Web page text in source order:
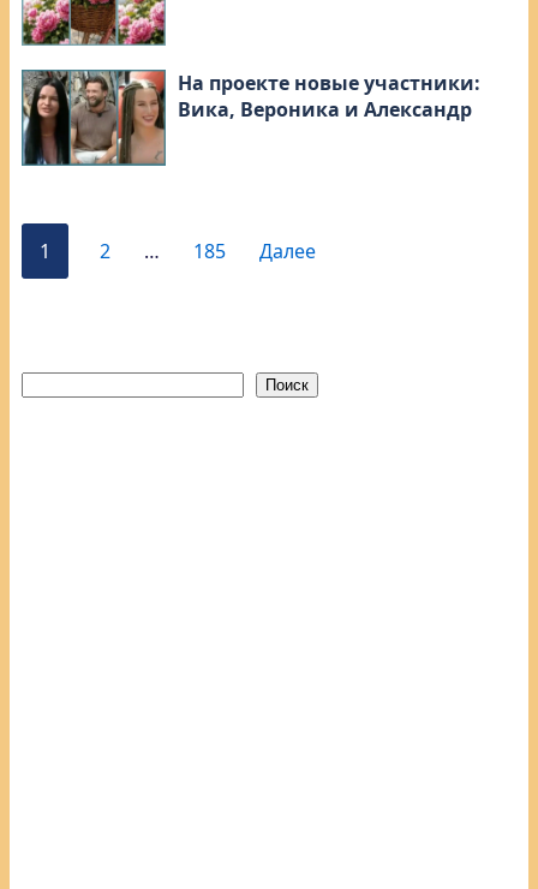
На проекте новые участники:
Вика, Вероника и Александр
1 2 … 185 Далее
Поиск